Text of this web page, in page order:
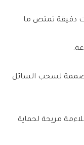
دقيقة تمتص ما
لسحب السائل
مريحة لحماية